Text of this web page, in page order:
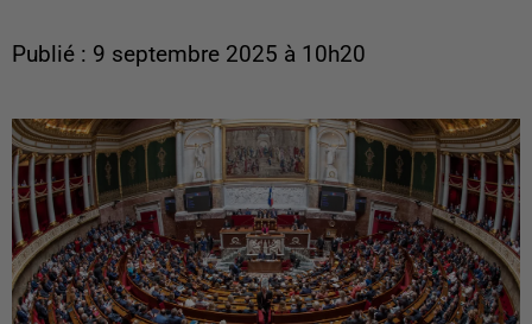
Publié : 9 septembre 2025 à 10h20